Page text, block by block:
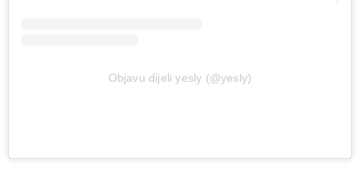
Objavu dijeli yesly (@yesly)